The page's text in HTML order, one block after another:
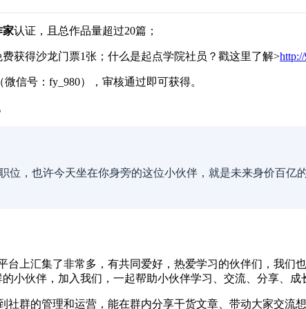
家认证，且总作品量超过20篇；
费获得沙龙门票1张；什么是起点学院社员？戳这里了解>
信号：fy_980），审核通过即可获得。
位，也许今天坐在你身旁的这位小伙伴，就是未来身价百
台上汇集了非常多，有共同爱好，热爱学习的伙伴们，我
小伙伴，加入我们，一起帮助小伙伴学习、交流、分享、成
社群的管理和运营，能在群内分享干货文章、带动大家交流想